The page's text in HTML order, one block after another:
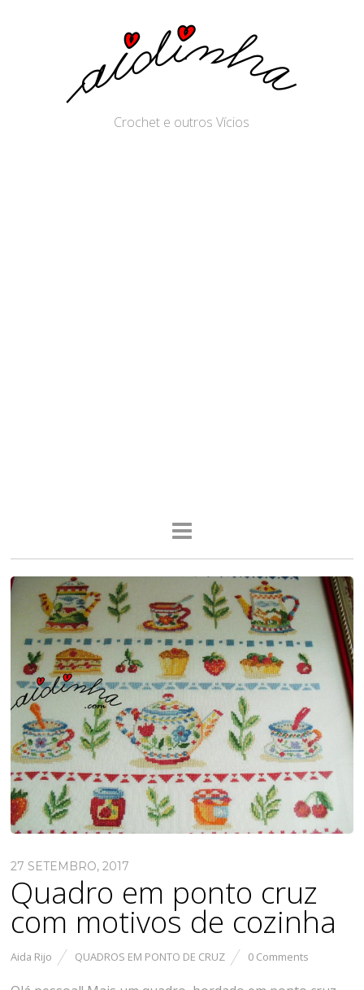
Crochet e outros Vícios
27 SETEMBRO, 2017
Quadro em ponto cruz
com motivos de cozinha
Aida Rijo QUADROS EM PONTO DE CRUZ 0 Comments